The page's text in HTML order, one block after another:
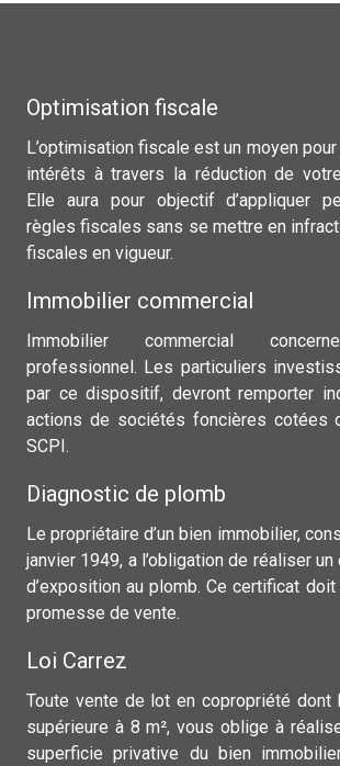
Optimisation fiscale
L’optimisation fiscale est un moyen
intérêts à travers la réduction de
Elle aura pour objectif d’appliquer
règles fiscales sans se mettre en
fiscales en vigueur.
Immobilier commercial
Immobilier commercial
professionnel. Les particuliers
par ce dispositif, devront remporter
actions de sociétés foncières cotées
SCPI.
Diagnostic de plomb
Le propriétaire d’un bien immobilier,
janvier 1949, a l’obligation de réaliser
d’exposition au plomb. Ce certificat
promesse de vente.
Loi Carrez
Toute vente de lot en copropriété dont
supérieure à 8 m², vous oblige à
superficie privative du bien